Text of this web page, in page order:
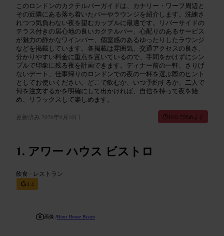
このロンドンのカクテルバーガイドは、カナリー・ワーフ周辺と
その近隣にある落ち着いたバーやラウンジを紹介します。洗練さ
れつつ気負わない夜を望むカップルに最適です。リバーサイドの
テラス付きの居心地の良いカクテルバー、心配りのあるサービス
が魅力の静かなワインバー、個室感のあるゆったりしたラウンジ
などを掲載しています。各掲載は雰囲気、交通アクセスの良さ、
分かりやすい料金に重点を置いているので、手間をかけずにシン
プルで印象に残る夜を計画できます。ディナー前の一軒、さりげ
ないデート、仕事帰りのロンドンでの夜の一杯を選ぶ際のヒント
としてお使いください。どこで飲むか、いつ予約するか、二人で
何を注文するかを明確にして出かければ、自信を持って夜を始
め、リラックスして楽しめます。
更新済み 2026年6月10日 10分で読めます
アワー ハウス ビストロ
飲食 • レストラン
4.4
画像 /Hour House Bistro